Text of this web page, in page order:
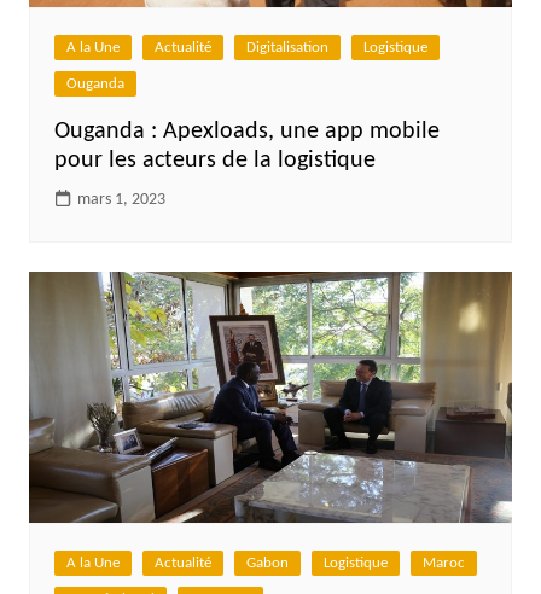
A la Une Actualité Digitalisation Logistique
Ouganda
Ouganda : Apexloads, une app mobile
pour les acteurs de la logistique
mars 1, 2023
A la Une Actualité Gabon Logistique Maroc